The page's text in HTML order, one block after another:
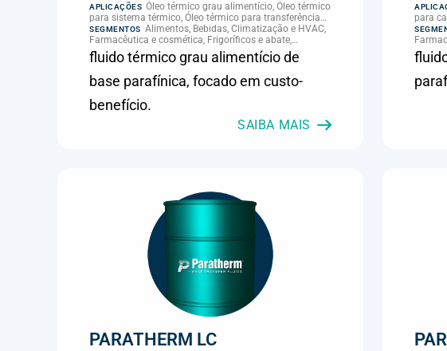
APLICAÇÕES Óleo térmico grau alimentício, Óleo térmico
para sistema térmico, Óleo térmico para transferência
de calor, Transferência térmica
SEGMENTOS Alimentos, Bebidas, Climatização e HVAC,
Farmacêutica e cosmética, Frigoríficos e abate,
Laticínios, Panificação, Plásticos e borracha, Química e
petroquímica, Supermercados e refrigeração comercial
fluido térmico grau alimentício de
base parafínica, focado em custo-
benefício.
SAIBA MAIS
para
PARATHERM LC